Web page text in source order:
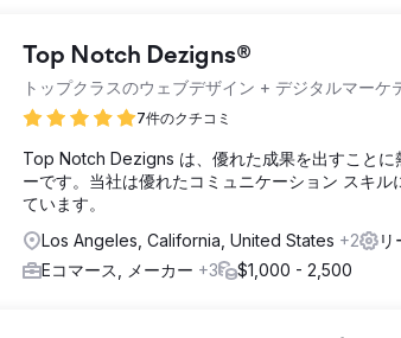
Top Notch Dezigns®
トップクラスのウェブデザイン + デジタルマーケ
7件のクチコミ
Top Notch Dezigns は、優れた成果を出すことに
ーです。当社は優れたコミュニケーション スキ
ています。
Los Angeles, California, United States +2
Eコマース, メーカー +3 $1,000 - 2,500